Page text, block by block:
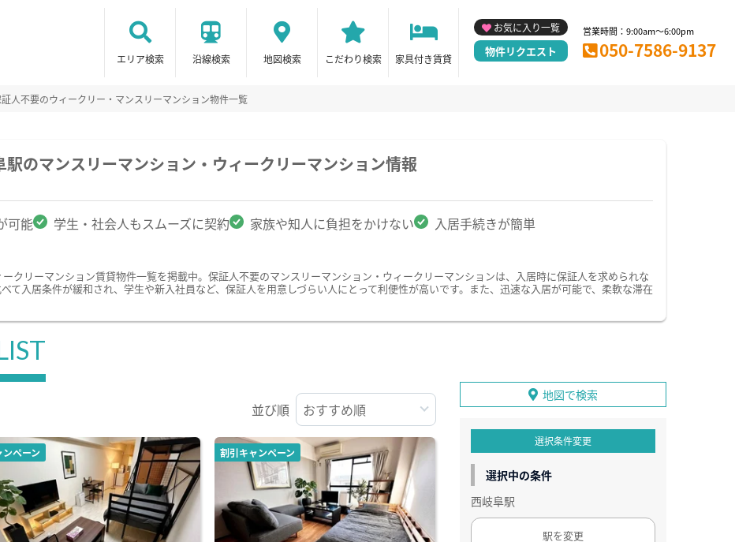
エリア検索 沿線検索 地図検索 こだわり検索 家具付き賃貸
お気に入り一覧
物件リクエスト
営業時間：9:00am～6:00pm
050-7586-9137
人不要のウィークリー・マンスリーマンション物件一覧
のマンスリーマンション・ウィークリーマンション情報
可能 学生・社会人もスムーズに契約 家族や知人に負担をかけない 入居手続きが簡単
クリーマンション賃貸物件一覧を掲載中。保証人不要のマンスリーマンション・ウィークリーマンションは、入居時に保証人を求められな
て入居条件が緩和され、学生や新入社員など、保証人を用意しづらい人にとって利便性が高いです。また、迅速な入居が可能で、柔軟な滞在
並び順
ンペーン 割引キャンペーン
地図で検索
選択条件変更
選択中の条件
西岐阜駅
駅を変更